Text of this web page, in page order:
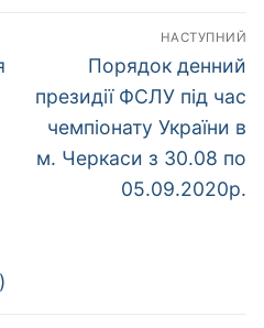
НАСТУПНИЙ
Наступний
запис:
Порядок денний
президії ФСЛУ під час
чемпіонату України в
м. Черкаси з 30.08 по
05.09.2020р.